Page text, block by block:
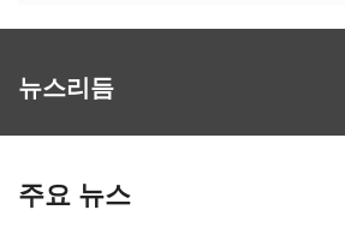
뉴스리듬
주요 뉴스